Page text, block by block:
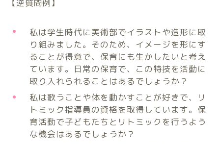
【逆質問例】
私は学生時代に美術部でイラストや造形に取
り組みました。そのため、イメージを形にす
ることが得意で、保育にも生かしたいと考え
ています。日常の保育で、この特技を活動に
取り入れられることはあるでしょうか？
私は歌うことや体を動かすことが好きで、リ
トミック指導員の資格を取得しています。保
育活動で子どもたちとリトミックを行うよう
な機会はあるでしょうか？